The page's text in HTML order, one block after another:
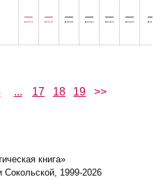
— — — — — — —
... 17 18 19 >>
книга»
Сокольской, 1999-2026